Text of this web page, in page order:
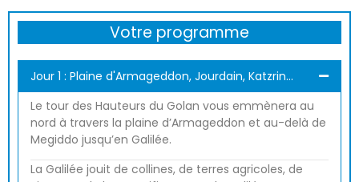
Votre programme
Jour 1 : Plaine d'Armageddon, Jourdain, Katzrin...
Le tour des Hauteurs du Golan vous emmènera au
nord à travers la plaine d’Armageddon et au-delà de
Megiddo jusqu’en Galilée.
La Galilée jouit de collines, de terres agricoles, de